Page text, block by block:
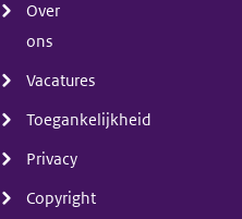
Over
ons
Vacatures
Toegankelijkheid
Privacy
Copyright